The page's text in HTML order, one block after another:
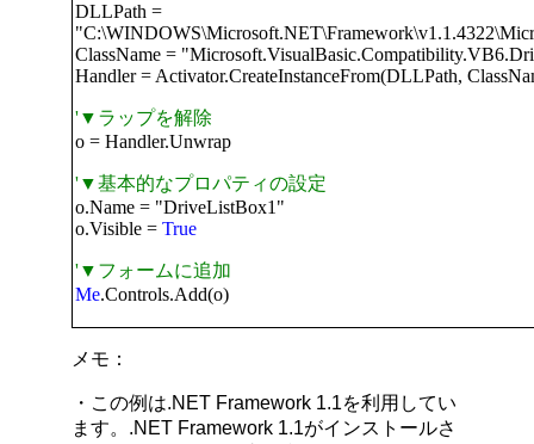
DLLPath =
ClassName =
Handler = Activator.CreateInstanceFrom(DLLPath,
'▼ラップを解除
o = Handler.Unwrap
'▼基本的なプロパティの設定
o.Name = "DriveListBox1"
o.Visible = True
'▼フォームに追加
Me.Controls.Add(o)
メモ：
・この例は.NET Framework 1.1を利用してい
ます。.NET Framework 1.1がインストールさ